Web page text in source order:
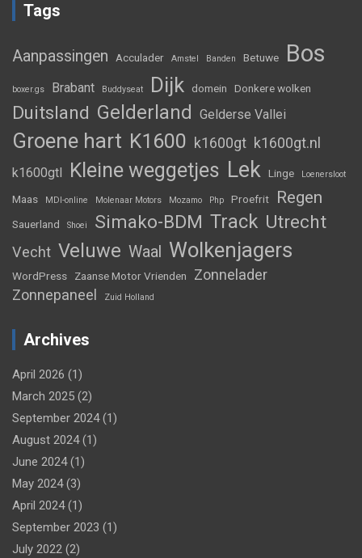
Tags
Aanpassingen Acculader Amstel Banden Betuwe Bos
boxer.gs Brabant Buddyseat Dijk domein Donkere wolken
Duitsland Gelderland Gelderse Vallei
Groene hart K1600 k1600gt k1600gt.nl
k1600gtl Kleine weggetjes Lek Linge Loenersloot
Maas MDI-online Molenaar Motors Mozamo Php Proefrit Regen
Sauerland Shoei Simako-BDM Track Utrecht
Vecht Veluwe Waal Wolkenjagers
WordPress Zaanse Motor Vrienden
Zonnelader
Zonnepaneel
Zuid Holland
Archives
April 2026 (1)
March 2025 (2)
September 2024(1)
August 2024(1)
June 2024(1)
May 2024(3)
April 2024(1)
September 2023 (1)
July 2022 (2)